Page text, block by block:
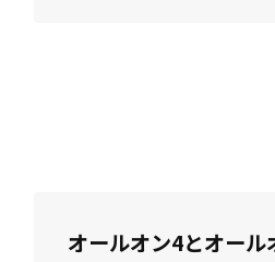
オールオン4とオール